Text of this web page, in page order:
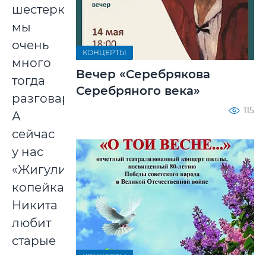
шестерке»,
мы
очень
много
тогда
разговаривали.
А
сейчас
у нас
«Жигули-
копейка»!
Никита
любит
старые
КОНЦЕРТЫ
Вечер «Серебрякова
Серебряного века»
115